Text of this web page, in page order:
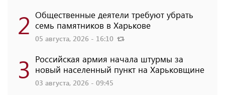
2 Общественные деятели требуют убрать
семь памятников в Харькове
05 августа, 2026 - 16:10
3 Российская армия начала штурмы за
новый населенный пункт на Харьковщине
03 августа, 2026 - 09:45